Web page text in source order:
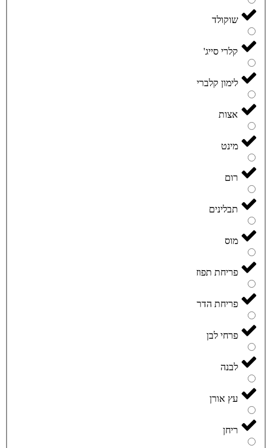
שוקולד
קלרי סייג'
לימון קלברי
אצות
מינט
רום
תבלינים
מוס
פריחת תפוז
פריחת הדר
פרחי לבן
לבנה
עץ אורן
ריחן